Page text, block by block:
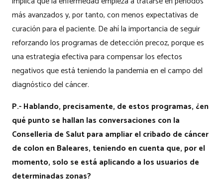
más avanzados y, por tanto, con menos expectativas de
curación para el paciente. De ahí la importancia de seguir
reforzando los programas de detección precoz, porque es
una estrategia efectiva para compensar los efectos
negativos que está teniendo la pandemia en el campo del
diagnóstico del cáncer.
P.- Hablando, precisamente, de estos programas, ¿en
qué punto se hallan las conversaciones con la
Conselleria de Salut para ampliar el cribado de cáncer
de colon en Baleares, teniendo en cuenta que, por el
momento, solo se está aplicando a los usuarios de
determinadas zonas?